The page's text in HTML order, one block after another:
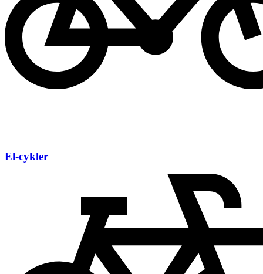
El-cykler